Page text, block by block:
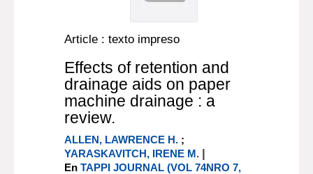
Article : texto impreso
Effects of retention and
drainage aids on paper
machine drainage : a
review.
ALLEN, LAWRENCE H. ;
YARASKAVITCH, IRENE M. |
EnTAPPI JOURNAL (VOL 74NRO 7,